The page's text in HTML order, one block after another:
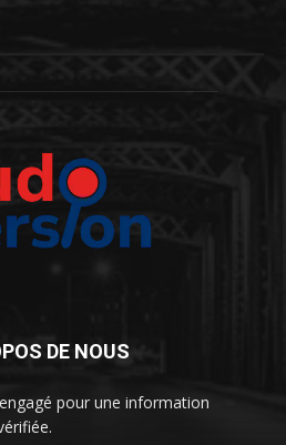
DE NOUS
pour une information